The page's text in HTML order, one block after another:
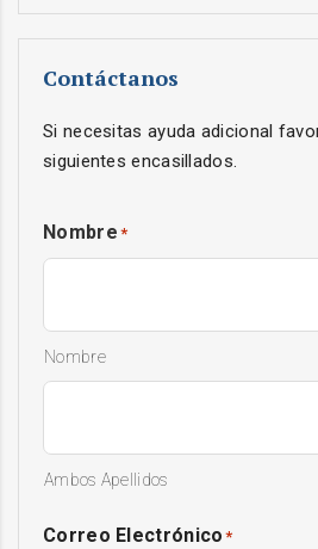
Contáctanos
Si necesitas ayuda adicional
siguientes encasillados.
Nombre *
Nombre
Ambos Apellidos
Correo Electrónico *